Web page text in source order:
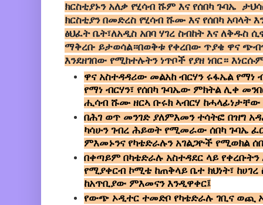
ክርስቲያኑን አለቃ የሂሳብ ሹም እና የሰበካ ጉባኤ
ክርስቲያን በመድረስ የሂሳብ ሹሙ እና የሰበካ አባላት
ፅህፈት ቤት፣ለአዲስ አበባ ሃገረ ስብከት እና ለቅዱስ
ማቅረቡ ይታወሳል።በወቅቱ የቀረበው ጥያቄ ዋና
እንደዘገበው የሚከተሉትን ነጥቦች የያዘ ነበር።
ዋና አስተዳዳሪው መልአከ ብርሃን ሩፋኤል የማነ
የማነ ብርሃን፣ የሰበካ ጉባኤው ምክትል ሊቀ
ሒሳብ ሹሙ ዘርኣ ቡሩክ ኣብርሃ ከሓላፊነታቸው
በሕገ ወጥ መንገድ ያለምእመን ተሳትፎ በዝግ
ካሳሁን ገብረ ሕይወት የሚመራው ሰበካ ጉባኤ
ምእመኑንና የካቴድራሉን አገልጋዮች የሚወክል
በቀጣይም በካቴድራሉ አስተዳደር ላይ
የሚያቀርብ ኮሚቴ ከጠቅላይ ቤተ ክህነት፣ ከሀገረ
ከአጥቢያው ምእመናን እንዲዋቀር፤
የውጭ ኦዲተር ተመድቦ የካቴድራሉ ገቢና ወጪ